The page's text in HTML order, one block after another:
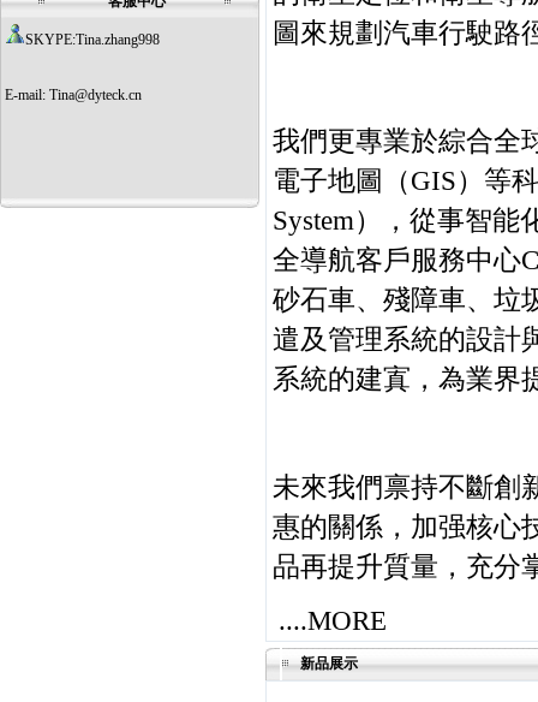
SKYPE:Tina.zhang998
E-mail: Tina@dyteck.cn
圖來規劃汽車行駛路
我們更專業於綜合全
電子地圖（GIS）等
System），從事智
全導航客戶服務中心
砂石車、殘障車、垃
遣及管理系統的設計
系統的建寘，為業界
未來我們禀持不斷創
惠的關係，加强核心
品再提升質量，充分
....MORE
新品展示